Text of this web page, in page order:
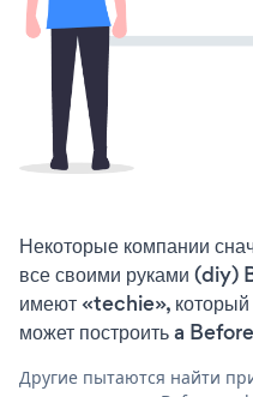
Некоторые компании
все своими руками
имеют «techie», который
может построить a
Другие пытаются найти